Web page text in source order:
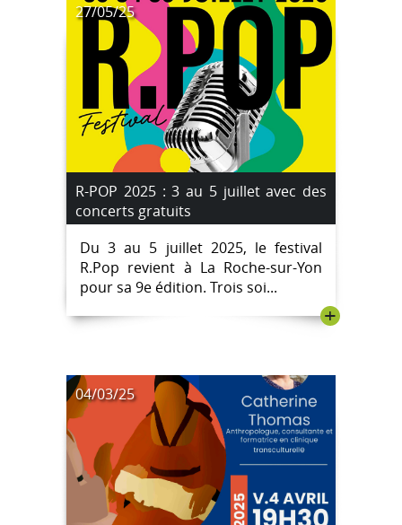
27/05/25
R-POP 2025 : 3 au 5 juillet avec des
concerts gratuits
Du 3 au 5 juillet 2025, le festival
R.Pop revient à La Roche-sur-Yon
pour sa 9e édition. Trois soi...
+
04/03/25